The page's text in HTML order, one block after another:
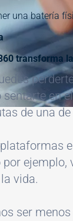
una batería
transforma
en
de una
ejemplo,
vida.
ser